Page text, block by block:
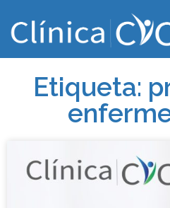
Etiqueta: